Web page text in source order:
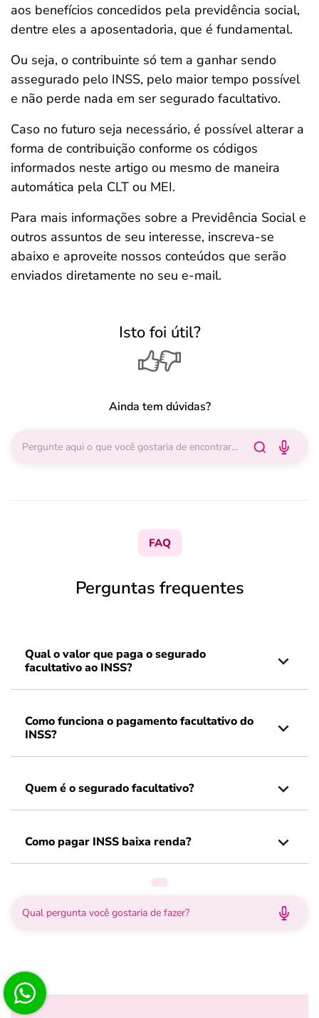
aos benefícios concedidos pela previdência social,
dentre eles a aposentadoria, que é fundamental.
Ou seja, o contribuinte só tem a ganhar sendo
assegurado pelo INSS, pelo maior tempo possível
e não perde nada em ser segurado facultativo.
Caso no futuro seja necessário, é possível alterar a
forma de contribuição conforme os códigos
informados neste artigo ou mesmo de maneira
automática pela CLT ou MEI.
Para mais informações sobre a Previdência Social e
outros assuntos de seu interesse, inscreva-se
abaixo e aproveite nossos conteúdos que serão
enviados diretamente no seu e-mail.
Isto foi útil?
Ainda tem dúvidas?
FAQ
Perguntas frequentes
Qual o valor que paga o segurado
facultativo ao INSS?
Como funciona o pagamento facultativo do
INSS?
Quem é o segurado facultativo?
Como pagar INSS baixa renda?